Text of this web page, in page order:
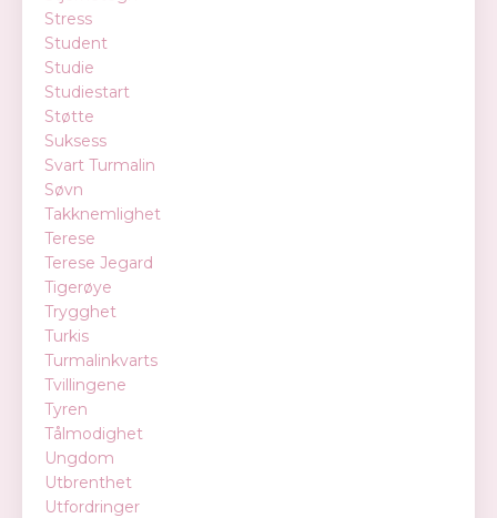
Stress
Student
Studie
Studiestart
Støtte
Suksess
Svart Turmalin
Søvn
Takknemlighet
Terese
Terese Jegard
Tigerøye
Trygghet
Turkis
Turmalinkvarts
Tvillingene
Tyren
Tålmodighet
Ungdom
Utbrenthet
Utfordringer